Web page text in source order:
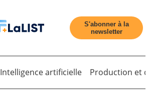
S'abonner à la
newsletter
Intelligence artificielle Production et